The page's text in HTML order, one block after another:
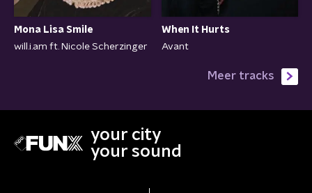
Mona Lisa Smile
will.i.am ft. Nicole Scherzinger
When It Hurts
Avant
Meer tracks
your city
your sound